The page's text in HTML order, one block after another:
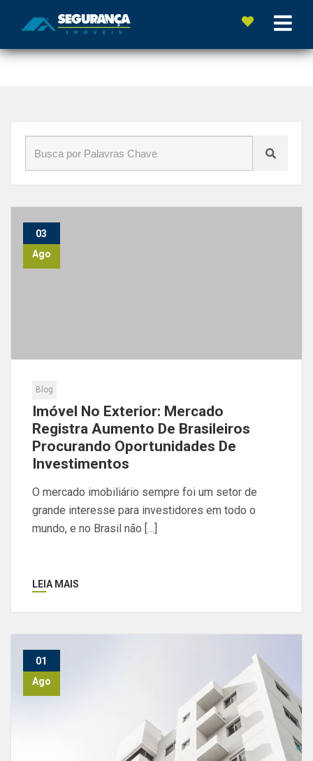
Início»Blog»Imóveis
03
Ago
Blog
Imóvel No Exterior: Mercado
Registra Aumento De Brasileiros
Procurando Oportunidades De
Investimentos
O mercado imobiliário sempre foi um setor de
grande interesse para investidores em todo o
mundo, e no Brasil não […]
LEIA MAIS
01
Ago